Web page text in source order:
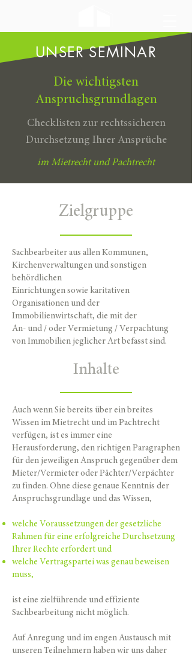
UNSER SEMINAR
Die wichtigsten
Anspruchsgrundlagen
Checklisten zur rechtssicheren
Durchsetzung Ihrer Ansprüche
im Mietrecht und Pachtrecht
Zielgruppe
Sachbearbeiter aus allen Kommunen,
Kirchenverwaltungen und sonstigen
behördlichen
Einrichtungen sowie karitativen
Organisationen und der
Immobilienwirtschaft, die mit der
An- und / oder Vermietung / Verpachtung
von Immobilien jeglicher Art befasst sind.
Inhalte
Auch wenn Sie bereits über ein breites
Wissen im Mietrecht und im Pachtrecht
verfügen, ist es immer eine
Herausforderung, den richtigen Paragraphen
für den jeweiligen Anspruch gegenüber dem
Mieter/Vermieter oder Pächter/Verpächter
zu finden. Ohne diese genaue Kenntnis der
Anspruchsgrundlage und das Wissen,
welche Voraussetzungen der gesetzliche
Rahmen für eine erfolgreiche Durchsetzung
Ihrer Rechte erfordert und
welche Vertragspartei was genau beweisen
muss,
ist eine zielführende und effiziente
Sachbearbeitung nicht möglich.
Auf Anregung und im engen Austausch mit
unseren Teilnehmern haben wir uns daher